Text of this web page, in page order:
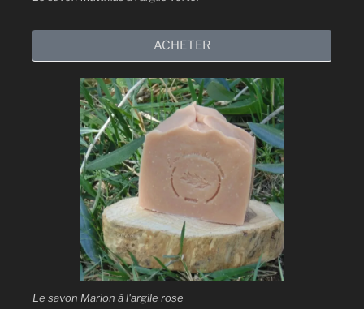
ACHETER
Le savon Marion à l'argile rose